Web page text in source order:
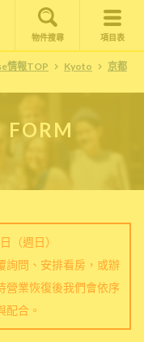
物件搜尋 項目表
情報TOP Kyoto
京都
FORM
（週日）
詢問、安排看房，或辦
營業恢復後我們會依序
配合。